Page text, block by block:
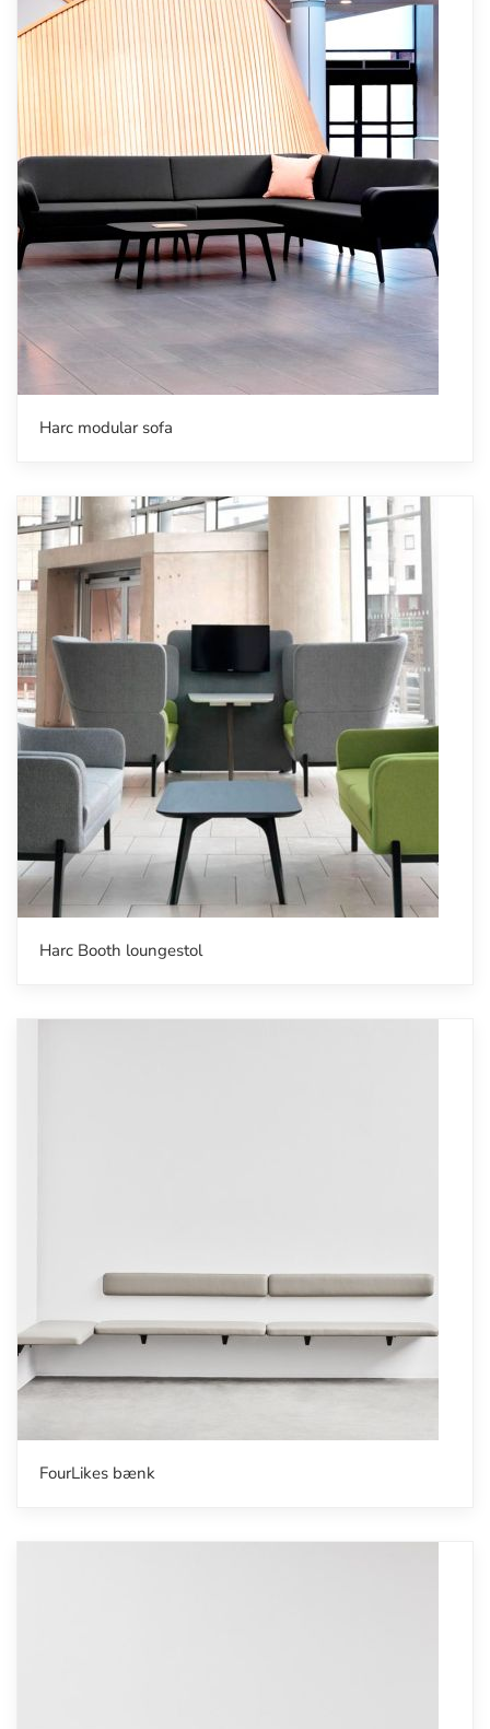
Harc modular sofa
Harc Booth loungestol
FourLikes bænk